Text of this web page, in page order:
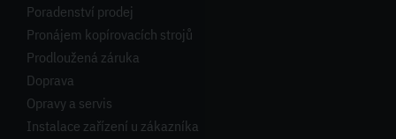
Poradenství prodej
Pronájem kopírovacích strojů
Prodloužená záruka
Doprava
Opravy a servis
Instalace zařízení u zákazníka